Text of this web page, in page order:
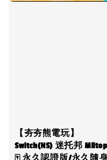
【夯夯熊電玩】
Switch(NS) 迷托邦
🀄 永久認證版/永久隨